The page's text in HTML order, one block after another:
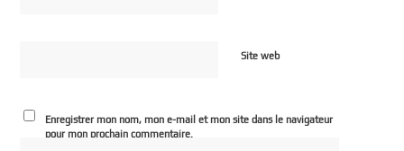
Site web
Enregistrer mon nom, mon e-mail et mon site dans le navigateur
pour mon prochain commentaire.